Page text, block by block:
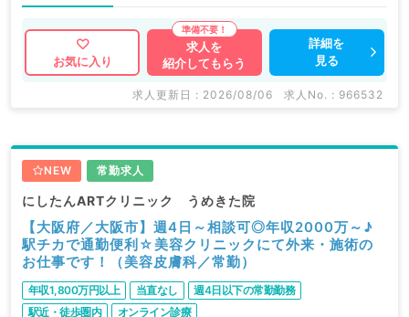
お気に入り
求人を
紹介してもらう
詳細を
見る
求人更新日 : 2026/08/06 求人No. : 966532
NEW 常勤求人
にしたんARTクリニック うめきた院
【大阪府／大阪市】週4日～相談可◎年収2000万～♪
駅チカで通勤便利☆美容クリニックにて外来・施術の
お仕事です！（美容皮膚科／常勤）
年収1,800万円以上 当直なし
週4日以下の常勤勤務
駅近・徒歩圏内
オンライン診療